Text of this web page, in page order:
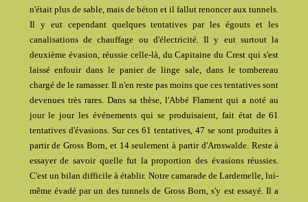
n'était plus de sable, mais de béton et il fallut renoncer aux tunnels.
Il y eut cependant quelques tentatives par les égouts et les
canalisations de chauffage ou d'électricité. Il y eut surtout la
deuxième évasion, réussie celle-là, du Capitaine du Crest qui s'est
laissé enfouir dans le panier de linge sale, dans le tombereau
chargé de le ramasser. Il n'en reste pas moins que ces tentatives sont
devenues très rares. Dans sa thèse, l'Abbé Flament qui a noté au
jour le jour les événements qui se produisaient, fait état de 61
tentatives d'évasions. Sur ces 61 tentatives, 47 se sont produites à
partir de Gross Born, et 14 seulement à partir d'Arnswalde. Reste à
essayer de savoir quelle fut la proportion des évasions réussies.
C'est un bilan difficile à établir. Notre camarade de Lardemelle, lui-
même évadé par un des tunnels de Gross Born, s'y est essayé. Il a